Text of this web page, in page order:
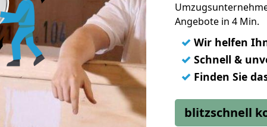
Angebote in 4 Min.
✓ Wir helfen
✓ Schnell &
✓ Finden Sie
blitzschnell